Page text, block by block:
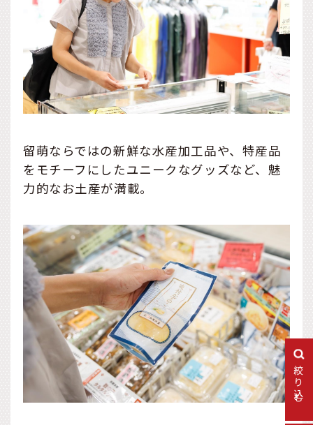
絞り込む
留萌ならではの新鮮な水産加工品や、特産品
をモチーフにしたユニークなグッズなど、魅
力的なお土産が満載。